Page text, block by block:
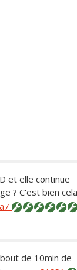
et elle continue
? C'est bien
de 10min de